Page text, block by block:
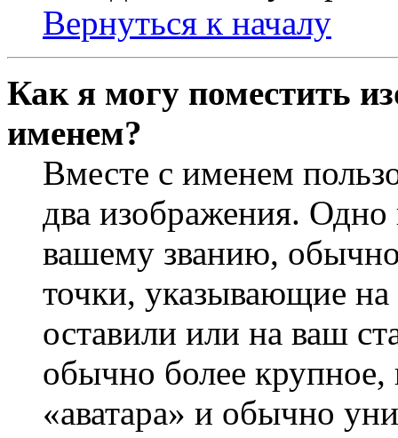
Вернуться к началу
Как я могу поместить
именем?
Вместе с именем
два изображения.
вашему званию, обычно
точки, указывающие
оставили или на ваш
обычно более крупное,
«аватара» и обычно